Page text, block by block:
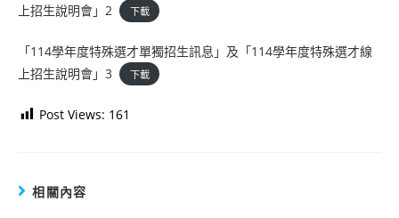
上招生說明會」2
下載
「114學年度特殊選才單獨招生訊息」及「114學年度特殊選才線
上招生說明會」3
下載
Post Views: 161
相關內容